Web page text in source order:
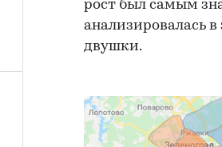
рост был самым
анализировалась
двушки.